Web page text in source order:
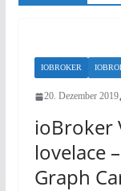
IOBROKER
20. Dezember 2019
ioBroker
lovelace
Graph